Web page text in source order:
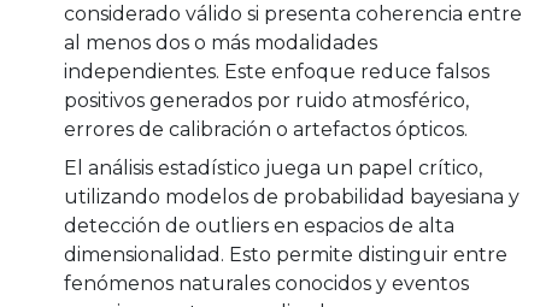
considerado válido si presenta coherencia entre
al menos dos o más modalidades
independientes. Este enfoque reduce falsos
positivos generados por ruido atmosférico,
errores de calibración o artefactos ópticos.
El análisis estadístico juega un papel crítico,
utilizando modelos de probabilidad bayesiana y
detección de outliers en espacios de alta
dimensionalidad. Esto permite distinguir entre
fenómenos naturales conocidos y eventos